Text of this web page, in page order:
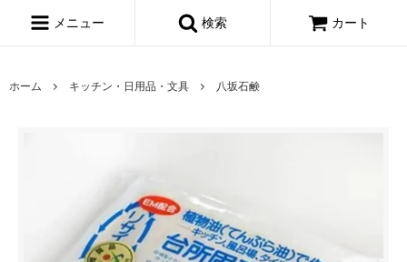
メニュー 検索 カート
ホーム キッチン・日用品・文具 八坂石鹸